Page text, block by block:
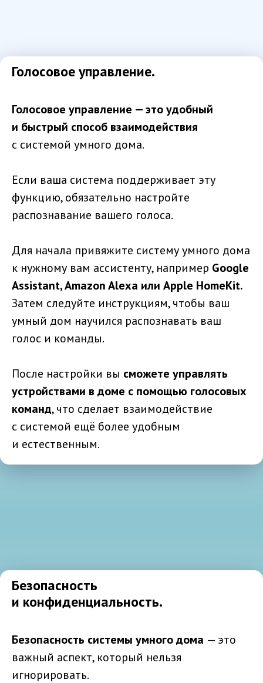
Голосовое управление.
Голосовое управление — это удобный
и быстрый способ взаимодействия
с системой умного дома.
Если ваша система поддерживает эту
функцию, обязательно настройте
распознавание вашего голоса.
Для начала привяжите систему умного дома
к нужному вам ассистенту, например Google
Assistant, Amazon Alexa или Apple HomeKit.
Затем следуйте инструкциям, чтобы ваш
умный дом научился распознавать ваш
голос и команды.
После настройки вы сможете управлять
устройствами в доме с помощью голосовых
команд, что сделает взаимодействие
с системой ещё более удобным
и естественным.
Безопасность
и конфиденциальность.
Безопасность системы умного дома — это
важный аспект, который нельзя
игнорировать.